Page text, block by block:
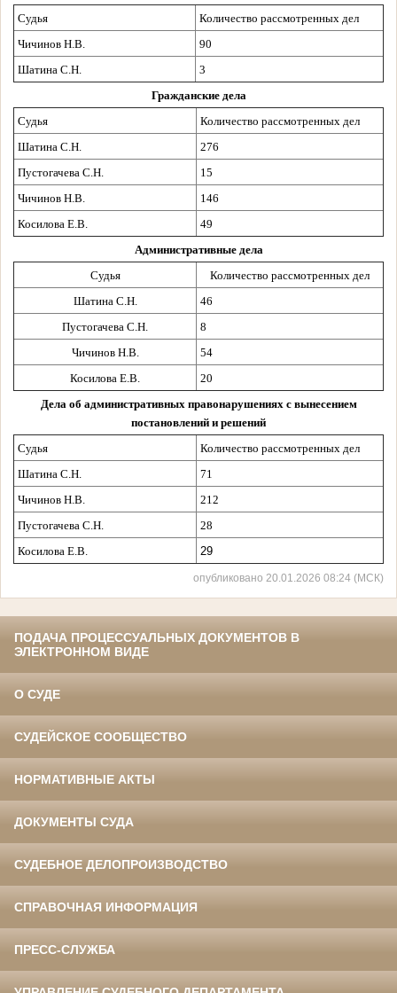
Судья
Количество рассмотренных дел
Чичинов Н.В.
90
Шатина С.Н.
3
Гражданские дела
Судья
Количество рассмотренных дел
Шатина С.Н.
276
Пустогачева С.Н.
15
Чичинов Н.В.
146
Косилова Е.В.
49
Административные дела
Судья
Количество рассмотренных дел
Шатина С.Н.
46
Пустогачева С.Н.
8
Чичинов Н.В.
54
Косилова Е.В.
20
Дела об административных правонарушениях с вынесением
постановлений и решений
Судья
Количество рассмотренных дел
Шатина С.Н.
71
Чичинов Н.В.
212
Пустогачева С.Н.
28
Косилова Е.В.
29
опубликовано 20.01.2026 08:24 (МСК)
ПОДАЧА ПРОЦЕССУАЛЬНЫХ ДОКУМЕНТОВ В
ЭЛЕКТРОННОМ ВИДЕ
О СУДЕ
СУДЕЙСКОЕ СООБЩЕСТВО
НОРМАТИВНЫЕ АКТЫ
ДОКУМЕНТЫ СУДА
СУДЕБНОЕ ДЕЛОПРОИЗВОДСТВО
СПРАВОЧНАЯ ИНФОРМАЦИЯ
ПРЕСС-СЛУЖБА